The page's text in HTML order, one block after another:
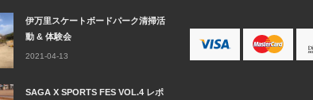
伊万里スケートボードパーク清掃活
動 & 体験会
2021-04-13
SAGA X SPORTS FES VOL.4 レポ